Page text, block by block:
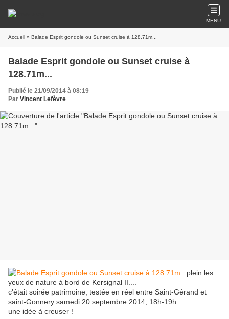
MENU
Accueil » Balade Esprit gondole ou Sunset cruise à 128.71m...
Balade Esprit gondole ou Sunset cruise à
128.71m...
Publié le 21/09/2014 à 08:19
Par Vincent Lefèvre
plein les
yeux de nature à bord de Kersignal II....
c'était soirée patrimoine, testée en réel entre Saint-Gérand et
saint-Gonnery samedi 20 septembre 2014, 18h-19h....
une idée à creuser !